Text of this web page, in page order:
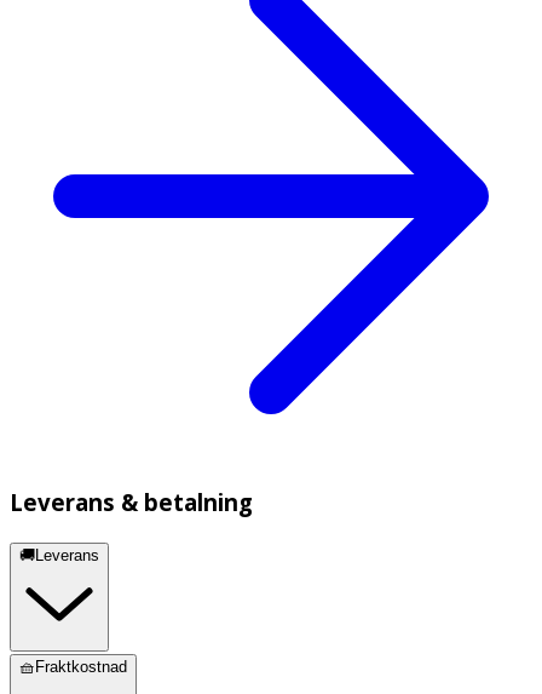
Leverans & betalning
🚚Leverans
🧺Fraktkostnad